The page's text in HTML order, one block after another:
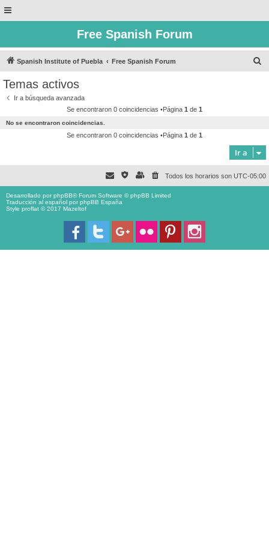
Free Spanish Forum
Spanish Institute of Puebla Free Spanish Forum
Temas activos
Ir a búsqueda avanzada
Se encontraron 0 coincidencias •Página 1 de 1
No se encontraron coincidencias.
Se encontraron 0 coincidencias •Página 1 de 1
Ir a
Todos los horarios son UTC-05:00
Desarrollado porphpBB® Forum Software © phpBB Limited
Traducción al español porphpBB España
Style proflat © 2017 Mazeltof